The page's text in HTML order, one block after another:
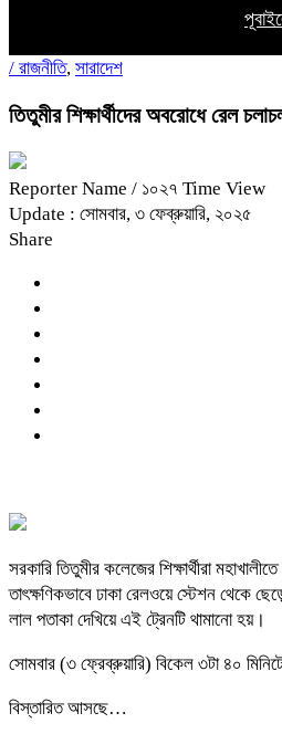
/ রাজনীতি, সারাদেশ
তিতুমীর শিক্ষার্থীদের অবরোধে রেল
Reporter Name / ১০২৭ Time View
Update : সোমবার, ৩ ফেব্রুয়ারি, ২০২৫
Share
সরকারি তিতুমীর কলেজের শিক্ষার্থীরা
তাৎক্ষণিকভাবে ঢাকা রেলওয়ে স্টেশন থেকে
লাল পতাকা দেখিয়ে এই ট্রেনটি থামানো হয়।
সোমবার (৩ ফ্রেব্রুয়ারি) বিকেল ৩টা ৪০
বিস্তারিত আসছে…